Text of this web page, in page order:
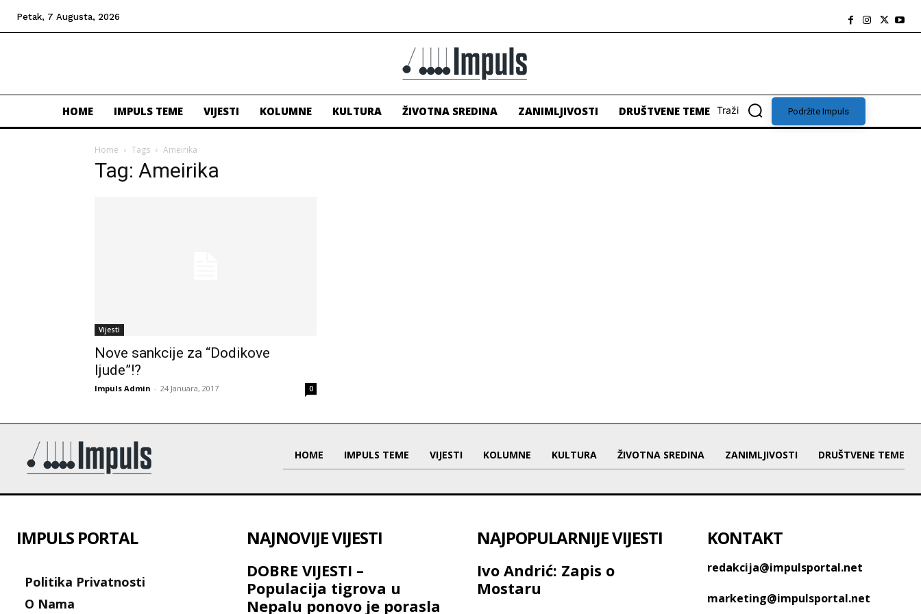
Petak, 7 Augusta, 2026
HOME IMPULS TEME VIJESTI KOLUMNE KULTURA ŽIVOTNA SREDINA ZANIMLJIVOSTI DRUŠTVENE TEME Traži Podržite Impuls
Home Tags Ameirika
Tag: Ameirika
Vijesti
Nove sankcije za “Dodikove
ljude”!?
Impuls Admin - 24 Januara, 2017 0
HOME IMPULS TEME VIJESTI KOLUMNE KULTURA ŽIVOTNA SREDINA ZANIMLJIVOSTI DRUŠTVENE TEME
IMPULS PORTAL
Politika Privatnosti
O Nama
NAJNOVIJE VIJESTI
DOBRE VIJESTI –
Populacija tigrova u
Nepalu ponovo je porasla
NAJPOPULARNIJE VIJESTI
Ivo Andrić: Zapis o
Mostaru
KONTAKT
redakcija@impulsportal.net
marketing@impulsportal.net